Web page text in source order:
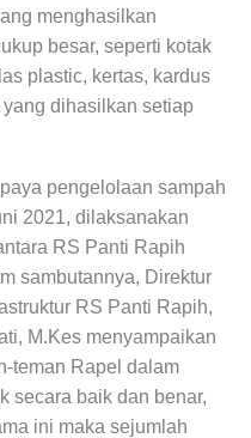
menghasilkan
besar, seperti kotak
plastic, kertas, kardus
dihasilkan setiap
pengelolaan sampah
2021, dilaksanakan
RS Panti Rapih
sambutannya, Direktur
RS Panti Rapih,
M.Kes menyampaikan
teman Rapel dalam
secara baik dan benar,
ini maka sejumlah